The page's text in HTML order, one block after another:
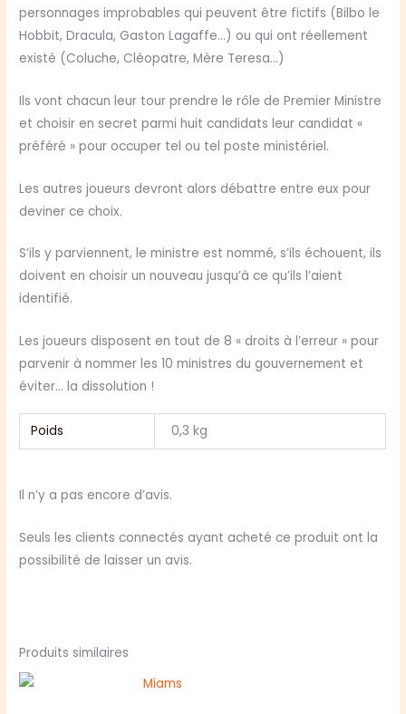
personnages improbables qui peuvent être fictifs (Bilbo le
Hobbit, Dracula, Gaston Lagaffe…) ou qui ont réellement
existé (Coluche, Cléopatre, Mère Teresa…)
Ils vont chacun leur tour prendre le rôle de Premier Ministre
et choisir en secret parmi huit candidats leur candidat «
préféré » pour occuper tel ou tel poste ministériel.
Les autres joueurs devront alors débattre entre eux pour
deviner ce choix.
S’ils y parviennent, le ministre est nommé, s’ils échouent, ils
doivent en choisir un nouveau jusqu’à ce qu’ils l’aient
identifié.
Les joueurs disposent en tout de 8 « droits à l’erreur » pour
parvenir à nommer les 10 ministres du gouvernement et
éviter… la dissolution !
Poids 0,3 kg
Il n’y a pas encore d’avis.
Seuls les clients connectés ayant acheté ce produit ont la
possibilité de laisser un avis.
Produits similaires